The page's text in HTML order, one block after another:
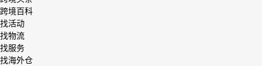
跨境百科
找活动
找物流
找服务
找海外仓